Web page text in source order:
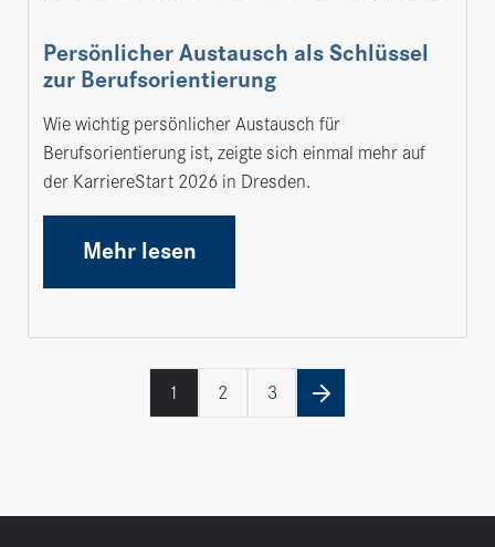
Persönlicher Austausch als Schlüssel
zur Berufsorientierung
Wie wichtig persönlicher Austausch für
Berufsorientierung ist, zeigte sich einmal mehr auf
der KarriereStart 2026 in Dresden.
Mehr lesen
1 2 3
nächste